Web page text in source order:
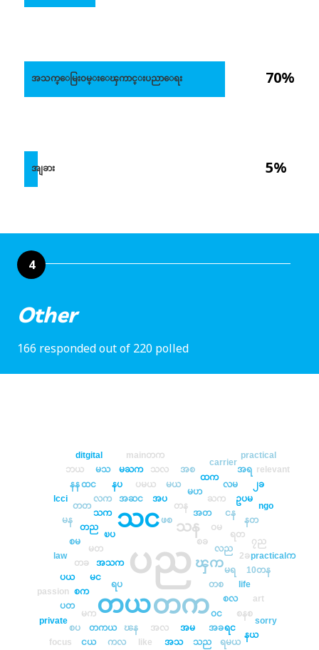
70%
5%
အသက္ေမြး၀မ္းေၾကာင္းပညာေရး
အျခား
4
Other
166 responded out of 220 polled
ပည
တက
တယ
သင သန
ၾက
ရပ
အသက
စခ
ဖစ
အတ
ၿပ
ဝမ
တစ
ဝင
သက
တန
လည
အခ
အမ
အလ
ၽန
တကယ
မင
မတ
လက အဆင အပ ႀက
ငန
စလ
တည
မက
မရ
မဟ
ရင
ရတ
ရမယ
သည
အသ
like
ကလ
ငယ
စက
တခ
တတ
ထင နပ ပမယ မယ လမ
ဥပမ
2ခ
life
စနစ
စပ
စမ
ထက
နတ
နန
နယ
ပတ
ပယ
ဘယ
မန
မသ မႀက သလ အစ အရ
၂ခ
၇ည
10တန
art
carrier
ditgital
focus
law
lcci
mainတက
ngo
passion
practical
practicalက
private
relevant
sorry